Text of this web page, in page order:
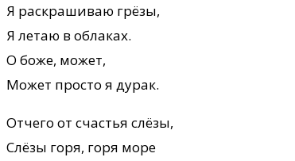
Я раскрашиваю грёзы,
Я летаю в облаках.
О боже, может,
Может просто я дурак.
Отчего от счастья слёзы,
Слёзы горя, горя море